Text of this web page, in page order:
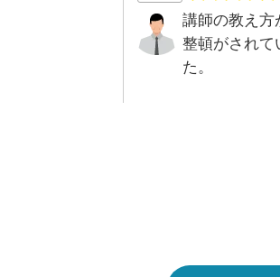
講師の教え方
整頓がされて
た。